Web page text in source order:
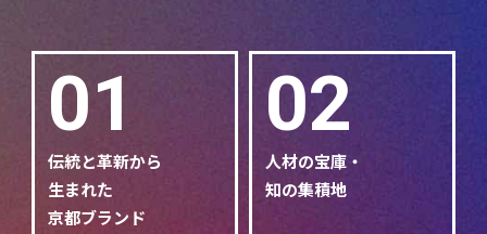
01
伝統と革新から
生まれた
京都ブランド
02
人材の宝庫・
知の集積地